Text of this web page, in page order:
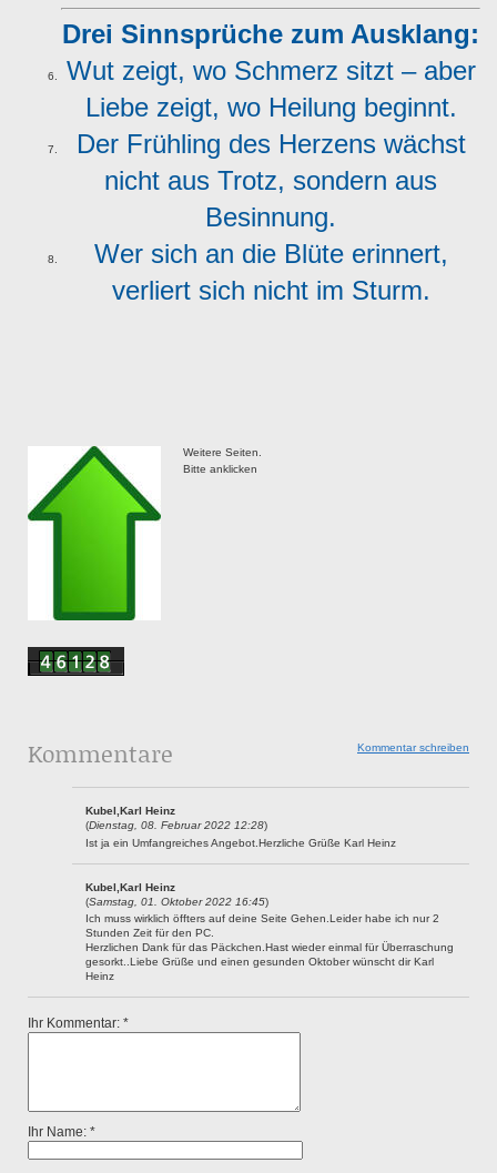
Drei Sinnsprüche zum Ausklang:
Wut zeigt, wo Schmerz sitzt – aber
Liebe zeigt, wo Heilung beginnt.
Der Frühling des Herzens wächst
nicht aus Trotz, sondern aus
Besinnung.
Wer sich an die Blüte erinnert,
verliert sich nicht im Sturm.
Weitere Seiten.
Bitte anklicken
Kommentar schreiben
Kommentare
Kubel,Karl Heinz
(Dienstag, 08. Februar 2022 12:28)
Ist ja ein Umfangreiches Angebot.Herzliche Grüße Karl Heinz
Kubel,Karl Heinz
(Samstag, 01. Oktober 2022 16:45)
Ich muss wirklich öffters auf deine Seite Gehen.Leider habe ich nur 2
Stunden Zeit für den PC.
Herzlichen Dank für das Päckchen.Hast wieder einmal für Überraschung
gesorkt..Liebe Grüße und einen gesunden Oktober wünscht dir Karl
Heinz
Ihr Kommentar: *
Ihr Name: *